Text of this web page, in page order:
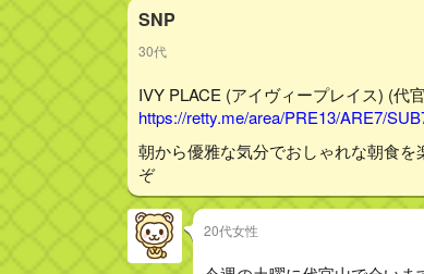
SNP
30代
IVY PLACE (アイヴィープレイス) (代
https://retty.me/area/PRE13/ARE7/
朝から優雅な気分でおしゃれな朝食
ぞ
20代女性